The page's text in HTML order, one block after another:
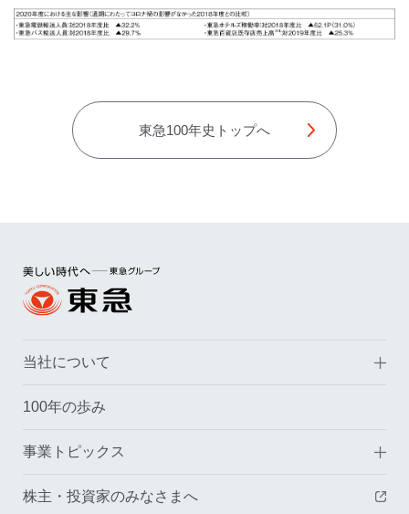
東急100年史トップへ
当社について
100年の歩み
事業トピックス
株主・投資家のみなさまへ